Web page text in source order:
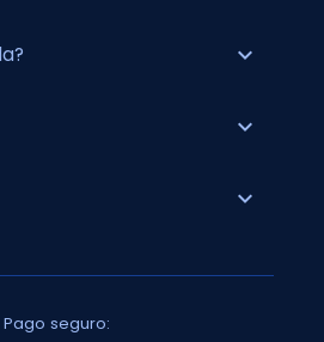
expand_more
expand_more
expand_more
Pago seguro: